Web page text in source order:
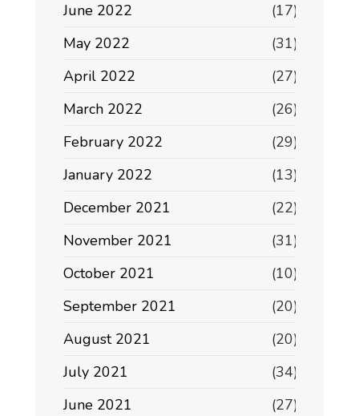
June 2022
(17)
May 2022
(31)
April 2022
(27)
March 2022
(26)
February 2022
(29)
January 2022
(13)
December 2021
(22)
November 2021
(31)
October 2021
(10)
September 2021
(20)
August 2021
(20)
July 2021
(34)
June 2021
(27)